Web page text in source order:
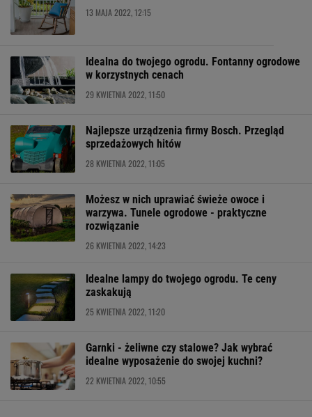
13 MAJA 2022, 12:15
Idealna do twojego ogrodu. Fontanny ogrodowe
w korzystnych cenach
29 KWIETNIA 2022, 11:50
Najlepsze urządzenia firmy Bosch. Przegląd
sprzedażowych hitów
28 KWIETNIA 2022, 11:05
Możesz w nich uprawiać świeże owoce i
warzywa. Tunele ogrodowe - praktyczne
rozwiązanie
26 KWIETNIA 2022, 14:23
Idealne lampy do twojego ogrodu. Te ceny
zaskakują
25 KWIETNIA 2022, 11:20
Garnki - żeliwne czy stalowe? Jak wybrać
idealne wyposażenie do swojej kuchni?
22 KWIETNIA 2022, 10:55